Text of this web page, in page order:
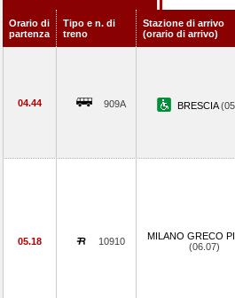
Orario di
partenza
Tipo e n. di
treno
Stazione di arrivo
(orario di arrivo)
04.44 909A BRESCIA
05.18 10910
MILANO GRECO
(06.07)